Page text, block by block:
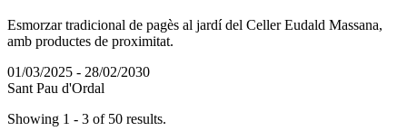
Esmorzar tradicional de pagès al jardí del Celler Eudald Massana,
amb productes de proximitat.
01/03/2025 - 28/02/2030
Sant Pau d'Ordal
Showing 1 - 3 of 50 results.